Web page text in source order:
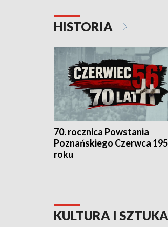
HISTORIA
70. rocznica Powstania
Poznańskiego Czerwca
roku
KULTURA I SZTUKA